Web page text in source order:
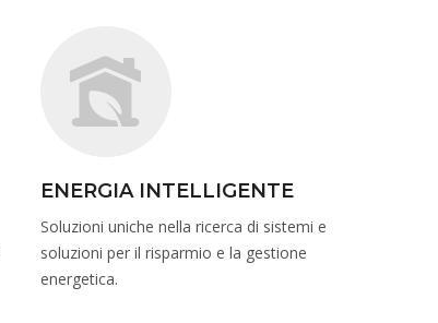
ENERGIA INTELLIGENTE
Soluzioni uniche nella ricerca di sistemi e
soluzioni per il risparmio e la gestione
energetica.